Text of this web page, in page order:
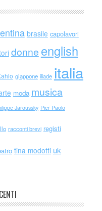
brasile capolavori
donne english
giappone iliade italia
moda musica
Jaroussky Pier Paolo
racconti brevi registi
tina modotti uk